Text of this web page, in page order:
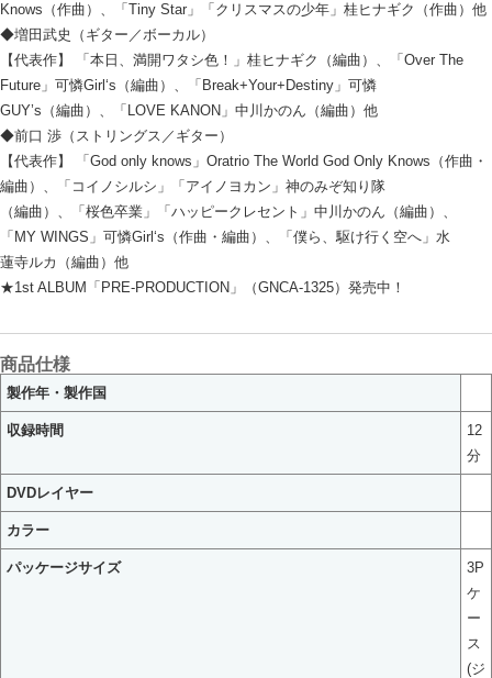
Knows（作曲）、「Tiny Star」「クリスマスの少年」桂ヒナギク（作曲）他
◆増田武史（ギター／ボーカル）
【代表作】 「本日、満開ワタシ色！」桂ヒナギク（編曲）、「Over The
Future」可憐Girl‘s（編曲）、「Break+Your+Destiny」可憐
GUY’s（編曲）、「LOVE KANON」中川かのん（編曲）他
◆前口 渉（ストリングス／ギター）
【代表作】 「God only knows」Oratrio The World God Only Knows（作曲・
編曲）、「コイノシルシ」「アイノヨカン」神のみぞ知り隊
（編曲）、「桜色卒業」「ハッピークレセント」中川かのん（編曲）、
「MY WINGS」可憐Girl‘s（作曲・編曲）、「僕ら、駆け行く空へ」水
蓮寺ルカ（編曲）他
★1st ALBUM「PRE-PRODUCTION」（GNCA-1325）発売中！
商品仕様
製作年・製作国
収録時間
12
分
DVDレイヤー
カラー
パッケージサイズ
3P
ケ
ー
ス
(ジ